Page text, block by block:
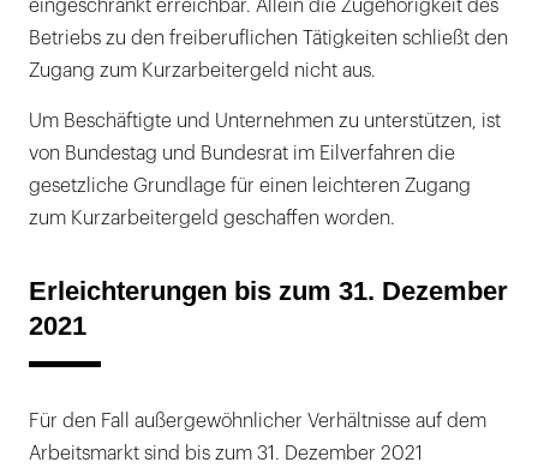
eingeschränkt erreichbar. Allein die Zugehörigkeit des
Betriebs zu den freiberuflichen Tätigkeiten schließt den
Zugang zum Kurzarbeitergeld nicht aus.
Um Beschäftigte und Unternehmen zu unterstützen, ist
von Bundestag und Bundesrat im Eilverfahren die
gesetzliche Grundlage für einen leichteren Zugang
zum Kurzarbeitergeld geschaffen worden.
Erleichterungen bis zum 31. Dezember
2021
Für den Fall außergewöhnlicher Verhältnisse auf dem
Arbeitsmarkt sind bis zum 31. Dezember 2021